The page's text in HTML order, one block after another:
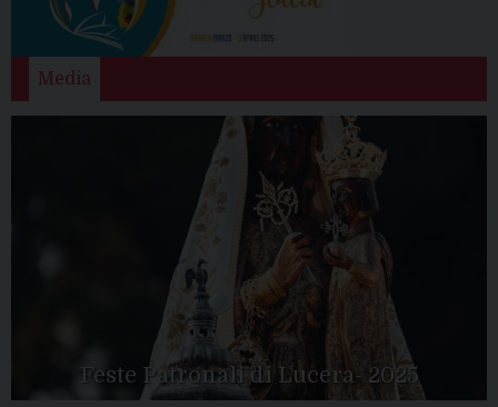
Media
Feste Patronali di Lucera- 2025